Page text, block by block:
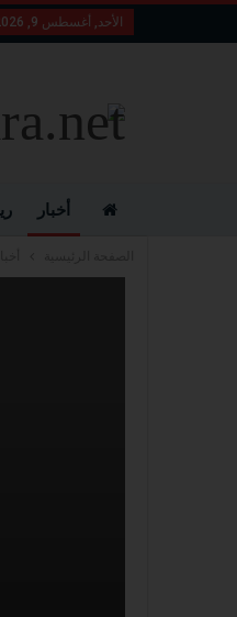
الأحد, أغسطس 9, 2026
أخبار